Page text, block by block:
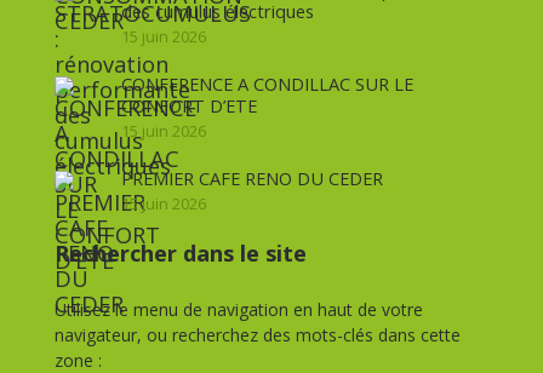
des cumulus électriques
15 juin 2026
CONFERENCE A CONDILLAC SUR LE
CONFORT D’ETE
15 juin 2026
PREMIER CAFE RENO DU CEDER
15 juin 2026
Rechercher dans le site
Utilisez le menu de navigation en haut de votre
navigateur, ou recherchez des mots-clés dans cette
zone :